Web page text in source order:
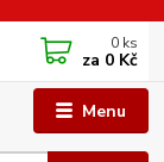
Menu
0 ks
za 0 Kč